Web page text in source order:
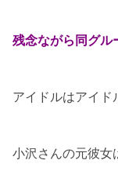
残念ながら同グル
アイドルはアイド
小沢さんの元彼女